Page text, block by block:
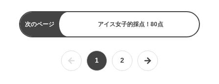
次のページ アイス女子的採点！80点
1 2